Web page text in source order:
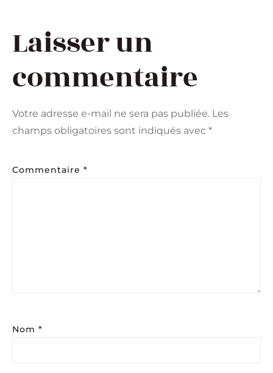
Laisser un
commentaire
Votre adresse e-mail ne sera pas publiée. Les
champs obligatoires sont indiqués avec *
Commentaire *
Nom *